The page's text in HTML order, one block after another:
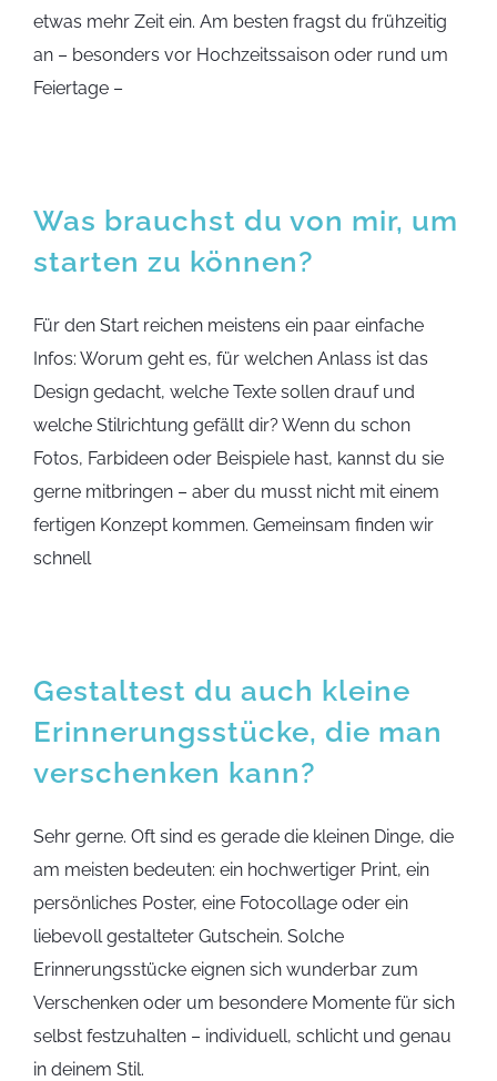
etwas mehr Zeit ein. Am besten fragst du frühzeitig
an – besonders vor Hochzeitssaison oder rund um
Feiertage –
Was brauchst du von mir, um
starten zu können?
Für den Start reichen meistens ein paar einfache
Infos: Worum geht es, für welchen Anlass ist das
Design gedacht, welche Texte sollen drauf und
welche Stilrichtung gefällt dir? Wenn du schon
Fotos, Farbideen oder Beispiele hast, kannst du sie
gerne mitbringen – aber du musst nicht mit einem
fertigen Konzept kommen. Gemeinsam finden wir
schnell
Gestaltest du auch kleine
Erinnerungsstücke, die man
verschenken kann?
Sehr gerne. Oft sind es gerade die kleinen Dinge, die
am meisten bedeuten: ein hochwertiger Print, ein
persönliches Poster, eine Fotocollage oder ein
liebevoll gestalteter Gutschein. Solche
Erinnerungsstücke eignen sich wunderbar zum
Verschenken oder um besondere Momente für sich
selbst festzuhalten – individuell, schlicht und genau
in deinem Stil.